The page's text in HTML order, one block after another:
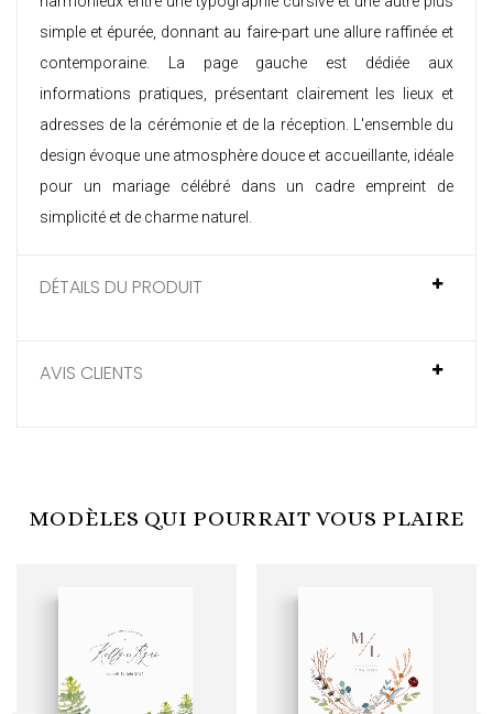
simple et épurée, donnant au faire-part une allure raffinée et
contemporaine. La page gauche est dédiée aux
informations pratiques, présentant clairement les lieux et
adresses de la cérémonie et de la réception. L'ensemble du
design évoque une atmosphère douce et accueillante, idéale
pour un mariage célébré dans un cadre empreint de
simplicité et de charme naturel.
DÉTAILS DU PRODUIT
AVIS CLIENTS
MODÈLES QUI POURRAIT VOUS PLAIRE